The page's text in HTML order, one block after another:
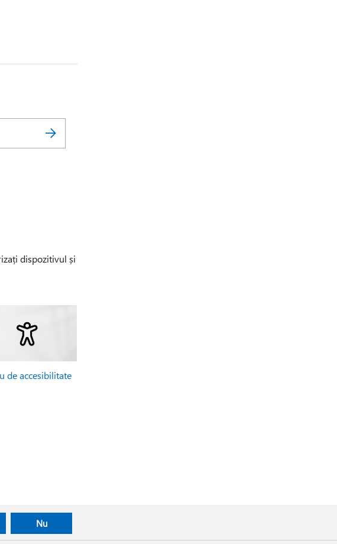
dispozitivul și
de accesibilitate
Nu